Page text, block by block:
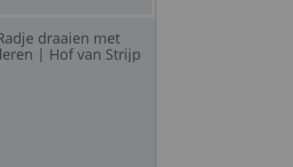
draaien met
| Hof van Strijp